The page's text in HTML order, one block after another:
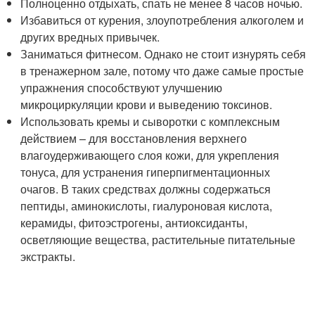
Избавиться от курения, злоупотребления алкоголем и
других вредных привычек.
Заниматься фитнесом. Однако не стоит изнурять себя
в тренажерном зале, потому что даже самые простые
упражнения способствуют улучшению
микроциркуляции крови и выведению токсинов.
Использовать кремы и сыворотки с комплексным
действием – для восстановления верхнего
влагоудерживающего слоя кожи, для укрепления
тонуса, для устранения гиперпигментационных
очагов. В таких средствах должны содержаться
пептиды, аминокислоты, гиалуроновая кислота,
керамиды, фитоэстрогены, антиоксиданты,
осветляющие вещества, растительные питательные
экстракты.